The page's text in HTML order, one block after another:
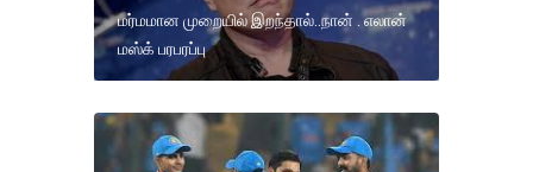
மர்மமான முறையில் இறந்தால்..நான் . எலான்
மஸ்க் பரபரப்பு